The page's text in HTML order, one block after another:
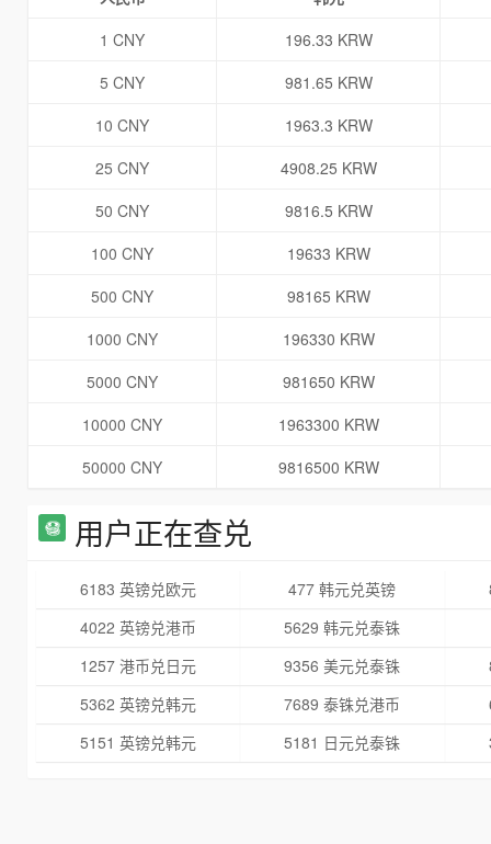
1 CNY
196.33 KRW
5 CNY
981.65 KRW
10 CNY
1963.3 KRW
25 CNY
4908.25 KRW
50 CNY
9816.5 KRW
100 CNY
19633 KRW
500 CNY
98165 KRW
1000 CNY
196330 KRW
5000 CNY
981650 KRW
10000 CNY
1963300 KRW
50000 CNY
9816500 KRW
用户正在查兑
6183 英镑兑欧元 477 韩元兑英镑
4022 英镑兑港币
5629 韩元兑泰铢
1257 港币兑日元
9356 美元兑泰铢
5362 英镑兑韩元
7689 泰铢兑港币
5151 英镑兑韩元
5181 日元兑泰铢